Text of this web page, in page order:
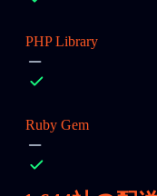
PHP Library
Ruby Gem